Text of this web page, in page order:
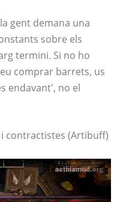
gent demana una
sobre els
termini. Si no ho
comprar barrets, us
endavant', no el
contractistes (Artibuff)